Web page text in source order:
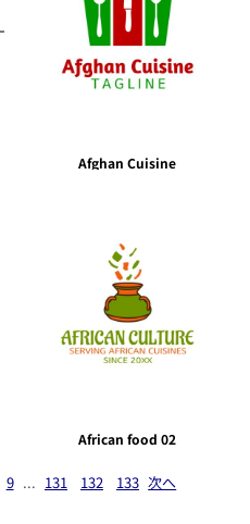
Afghan Cuisine
African food 02
9 ... 131 132 133 次へ